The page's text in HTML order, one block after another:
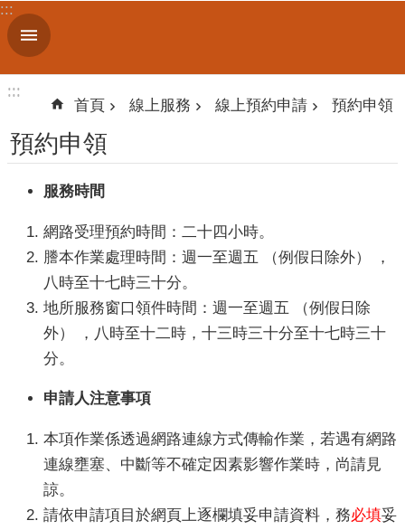
跳到主要內容區塊
進
階
我
息
上
務
服
:::
:::
:::
首頁 線上服務 線上預約申請 預約申領
預約申領
服務時間
網路受理預約時間：二十四小時。
謄本作業處理時間：週一至週五 （例假日除外） ，
八時至十七時三十分。
地所服務窗口領件時間：週一至週五 （例假日除
外） ，八時至十二時，十三時三十分至十七時三十
分。
申請人注意事項
本項作業係透過網路連線方式傳輸作業，若遇有網路
連線壅塞、中斷等不確定因素影響作業時，尚請見
諒。
請依申請項目於網頁上逐欄填妥申請資料，務必填妥